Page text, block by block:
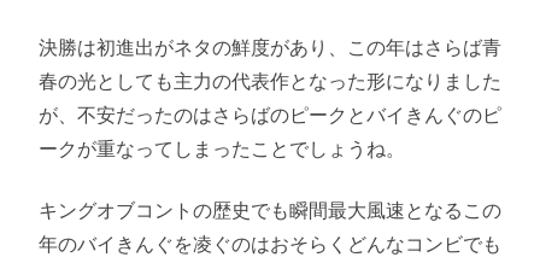
決勝は初進出がネタの鮮度があり、この年はさらば青
春の光としても主力の代表作となった形になりました
が、不安だったのはさらばのピークとバイきんぐのピ
ークが重なってしまったことでしょうね。
キングオブコントの歴史でも瞬間最大風速となるこの
年のバイきんぐを凌ぐのはおそらくどんなコンビでも